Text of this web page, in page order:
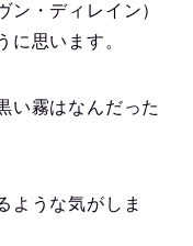
ン・ディレイン）
に思います。
い霧はなんだった
ような気がしま